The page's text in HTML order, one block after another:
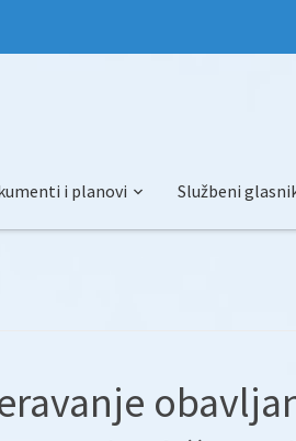
i planovi Službeni